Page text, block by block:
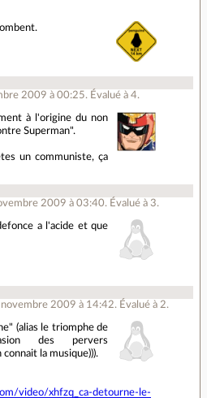
2009 à 00:25. Évalué à4.
à l'origine du non
Superman".
un communiste, ça
2009 à 03:40. Évalué à 3.
a l'acide et que
novembre 2009 à 14:42. Évalué à 2.
(alias le triomphe de
des pervers
la musique))).
video/xhfzq_ca-detourne-le-